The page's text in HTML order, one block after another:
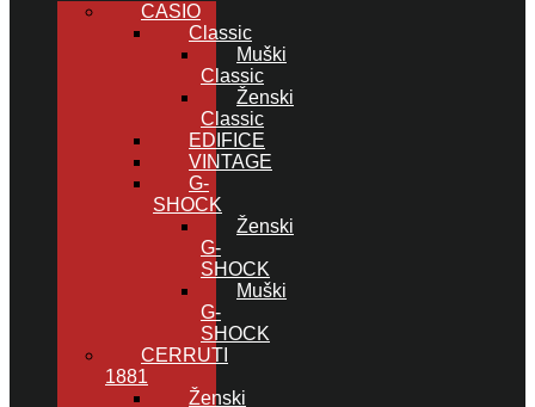
CASIO
Classic
Muški
Classic
Ženski
Classic
EDIFICE
VINTAGE
G-
SHOCK
Ženski
G-
SHOCK
Muški
G-
SHOCK
CERRUTI
1881
Ženski